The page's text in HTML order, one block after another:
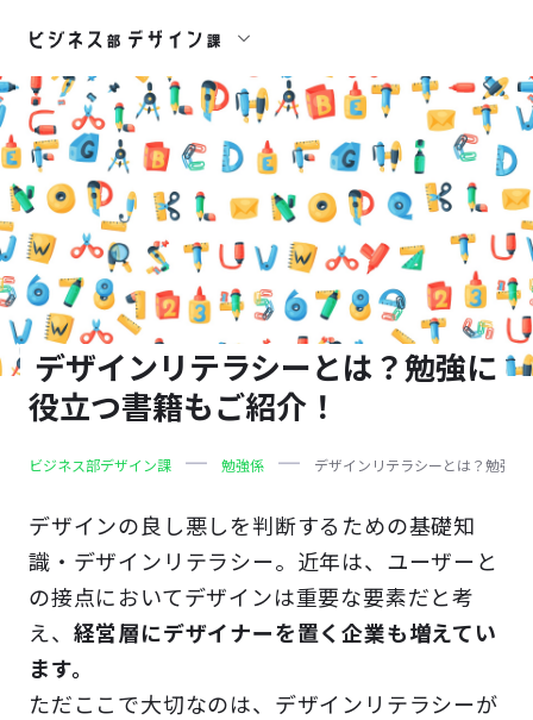
デザインリテラシーとは？勉強に
役立つ書籍もご紹介！
ビジネス部デザイン課 勉強係 デザインリテラシーとは？勉強
デザインの良し悪しを判断するための基礎知
識・デザインリテラシー。近年は、ユーザーと
の接点においてデザインは重要な要素だと考
え、 経営層にデザイナーを置く企業も増えてい
ます。
ただここで大切なのは、デザインリテラシーが